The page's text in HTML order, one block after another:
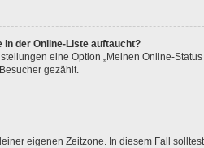
in der Online-Liste auftaucht?
eine Option „Meinen Online-
gezählt.
eigenen Zeitzone. In diesem Fall